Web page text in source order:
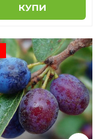
КУПИ